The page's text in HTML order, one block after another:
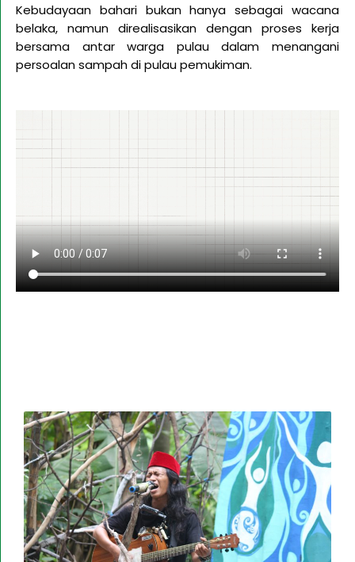
Kebudayaan bahari bukan hanya sebagai wacana
belaka, namun direalisasikan dengan proses kerja
bersama antar warga pulau dalam menangani
persoalan sampah di pulau pemukiman.